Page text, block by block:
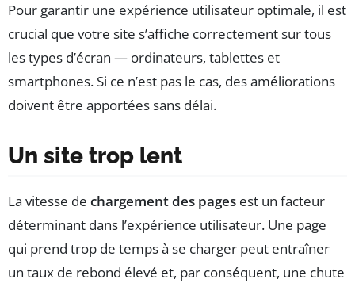
Pour garantir une expérience utilisateur optimale, il est
crucial que votre site s’affiche correctement sur tous
les types d’écran — ordinateurs, tablettes et
smartphones. Si ce n’est pas le cas, des améliorations
doivent être apportées sans délai.
Un site trop lent
La vitesse de chargement des pages est un facteur
déterminant dans l’expérience utilisateur. Une page
qui prend trop de temps à se charger peut entraîner
un taux de rebond élevé et, par conséquent, une chute